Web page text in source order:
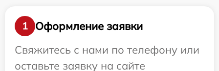
1
Оформление заявки
Свяжитесь с нами по телефону или
оставьте заявку на сайте